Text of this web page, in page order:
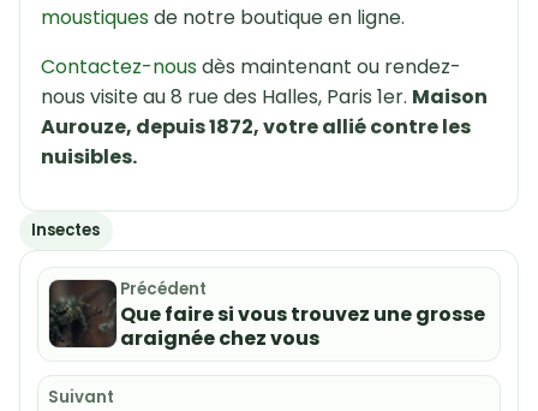
moustiques de notre boutique en ligne.
Contactez-nous dès maintenant ou rendez-
nous visite au 8 rue des Halles, Paris 1er. Maison
Aurouze, depuis 1872, votre allié contre les
nuisibles.
Insectes
Précédent
Que faire si vous trouvez une grosse
araignée chez vous
Suivant